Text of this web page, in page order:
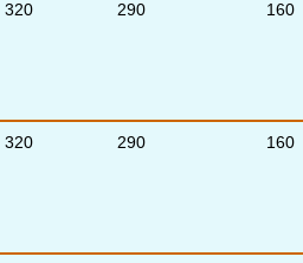
320 290 160
320 290 160